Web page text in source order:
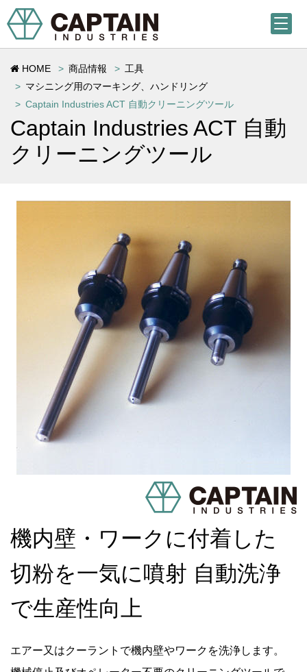
HOME 商品情報
工具
マシニング用のマーキング、ハンドリング
Captain Industries ACT 自動クリーニングツール
Captain Industries ACT 自動
クリーニングツール
機内壁・ワークに付着した
切粉を一気に噴射 自動洗浄
で生産性向上
エアー又はクーラントで機内壁やワークを洗浄します。